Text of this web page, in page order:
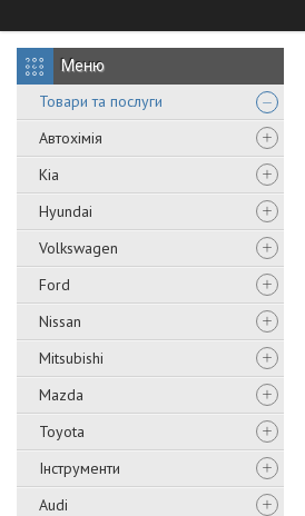
Товари та послуги
Автохімія
Kia
Hyundai
Volkswagen
Ford
Nissan
Mitsubishi
Mazda
Toyota
Інструменти
Audi